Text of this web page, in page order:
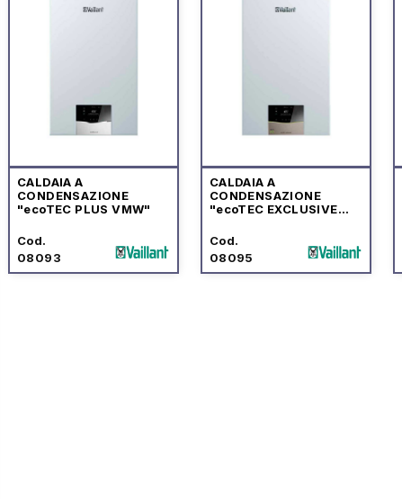
CALDAIA A
CONDENSAZIONE
"ecoTEC PLUS VMW"
Cod.
08093
CALDAIA A
CONDENSAZIONE
"ecoTEC EXCLUSIVE
CENTRALINA
"sensoCOMFORT"
Cod.
08095